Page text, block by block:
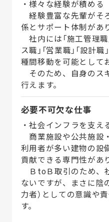
・様々な経験が積める
経験豊富な先輩がそ
係とサポート体制があ
社内には「施工管理職
ス職」「営業職」「設計
種間移動を可能として
そのため、自身のス
行えます。
必要不可欠な仕事
・社会インフラを支え
商業施設や公共施設
利用者が多い建物の設
貢献できる専門性があ
ＢtoＢ取引のため、
ないですが、まさに陰
力者）としての意識や
す。